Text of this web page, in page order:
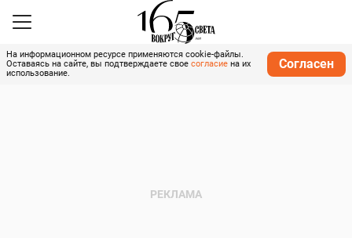
На информационном ресурсе применяются cookie-файлы.
Оставаясь на сайте, вы подтверждаете свое согласие на их
использование.
Согласен